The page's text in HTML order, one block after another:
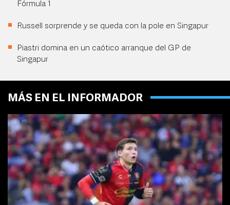
Fórmula 1
Russell sorprende y se queda con la pole en Singapur
Piastri domina en un caótico arranque del GP de
Singapur
MÁS EN EL INFORMADOR